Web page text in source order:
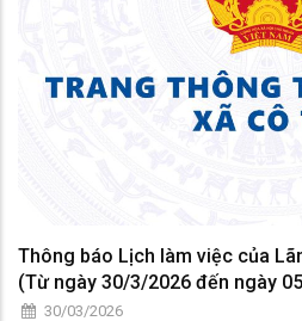
Thông báo Lịch làm việc của
(Từ ngày 30/3/2026 đến ngày
30/03/2026